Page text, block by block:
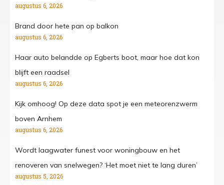
augustus 6, 2026
Brand door hete pan op balkon
augustus 6, 2026
Haar auto belandde op Egberts boot, maar hoe dat kon
blijft een raadsel
augustus 6, 2026
Kijk omhoog! Op deze data spot je een meteorenzwerm
boven Arnhem
augustus 6, 2026
Wordt laagwater funest voor woningbouw en het
renoveren van snelwegen? ‘Het moet niet te lang duren’
augustus 5, 2026